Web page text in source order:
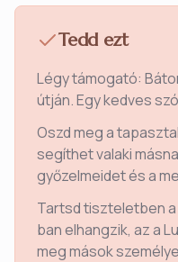
Tedd ezt
Légy támogató:
útján. Egy kedves
Oszd meg a
segíthet valaki
győzelmeidet és a
Tartsd tiszteletben a
ban elhangzik, az a
meg mások